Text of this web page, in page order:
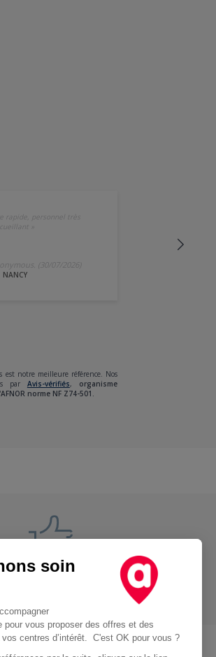
rapide, personnel très
(30/07/2026)
NANCY
est notre meilleure référence. Nos
par Avis-vérifiés, organisme
norme NF Z74-501.
soin
pour vous proposer des offres et des
centres d’intérêt. C'est OK pour vous ?